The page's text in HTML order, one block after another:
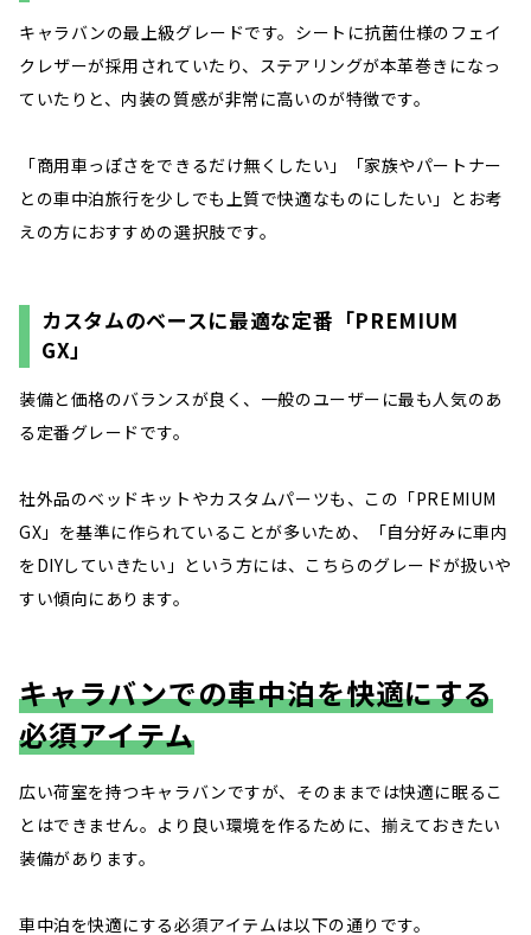
キャラバンの最上級グレードです。シートに抗菌仕様のフェイ
クレザーが採用されていたり、ステアリングが本革巻きになっ
ていたりと、内装の質感が非常に高いのが特徴です。
「商用車っぽさをできるだけ無くしたい」「家族やパートナー
との車中泊旅行を少しでも上質で快適なものにしたい」とお考
えの方におすすめの選択肢です。
カスタムのベースに最適な定番「PREMIUM
GX」
装備と価格のバランスが良く、一般のユーザーに最も人気のあ
る定番グレードです。
社外品のベッドキットやカスタムパーツも、この「PREMIUM
GX」を基準に作られていることが多いため、「自分好みに車内
をDIYしていきたい」という方には、こちらのグレードが扱いや
すい傾向にあります。
キャラバンでの車中泊を快適にする
必須アイテム
広い荷室を持つキャラバンですが、そのままでは快適に眠るこ
とはできません。より良い環境を作るために、揃えておきたい
装備があります。
車中泊を快適にする必須アイテムは以下の通りです。